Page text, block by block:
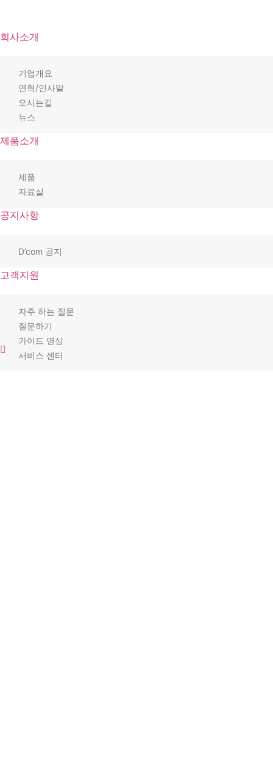
회사소개
기업개요
연혁/인사말
오시는길
뉴스
제품소개
제품
자료실
공지사항
D’com 공지
고객지원
자주 하는 질문
질문하기
가이드 영상
서비스 센터